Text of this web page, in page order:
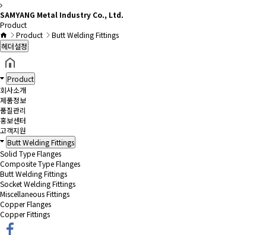
SAMYANG Metal Industry Co., Ltd.
Product
Product
Butt Welding Fittings
헤더설정
Product
회사소개
제품정보
품질관리
홍보센터
고객지원
Butt Welding Fittings
Solid Type Flanges
Composite Type Flanges
Butt Welding Fittings
Socket Welding Fittings
Miscellaneous Fittings
Copper Flanges
Copper Fittings